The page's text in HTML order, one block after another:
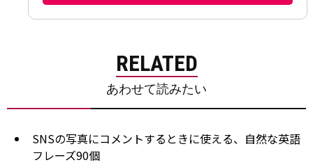
RELATED
あわせて読みたい
SNSの写真にコメントするときに使える、自然な英語
フレーズ90個